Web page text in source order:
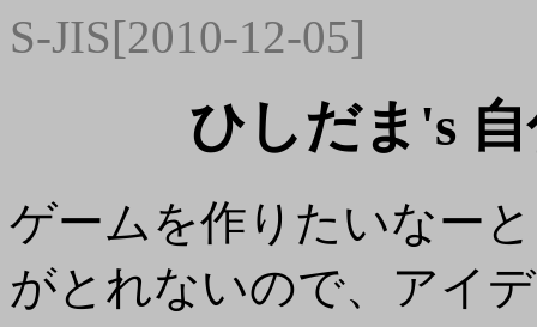
S-JIS[2010-12-05]
ひしだま's
ゲームを作りたいなー
がとれないので、アイ